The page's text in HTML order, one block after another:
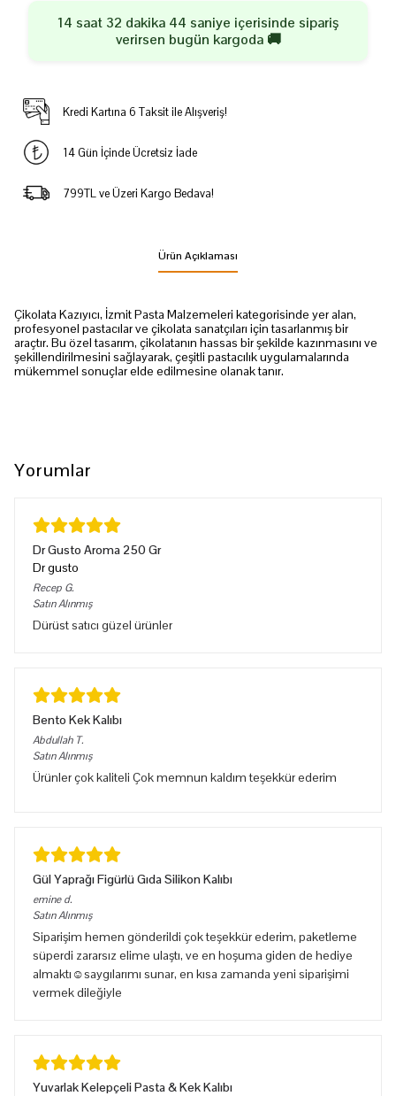
14 saat 32 dakika 44 saniye içerisinde sipariş
verirsen bugün kargoda 🚚
Kredi Kartına 6 Taksit ile Alışveriş!
14 Gün İçinde Ücretsiz İade
799TL ve Üzeri Kargo Bedava!
Ürün Açıklaması
Çikolata Kazıyıcı, İzmit Pasta Malzemeleri kategorisinde yer alan,
profesyonel pastacılar ve çikolata sanatçıları için tasarlanmış bir
araçtır. Bu özel tasarım, çikolatanın hassas bir şekilde kazınmasını ve
şekillendirilmesini sağlayarak, çeşitli pastacılık uygulamalarında
mükemmel sonuçlar elde edilmesine olanak tanır.
Yorumlar
Dr Gusto Aroma 250 Gr
Dr gusto
Recep G.
Satın Alınmış
Dürüst satıcı güzel ürünler
Bento Kek Kalıbı
Abdullah T.
Satın Alınmış
Ürünler çok kaliteli Çok memnun kaldım teşekkür ederim
Gül Yaprağı Figürlü Gıda Silikon Kalıbı
emine d.
Satın Alınmış
Siparişim hemen gönderildi çok teşekkür ederim, paketleme
süperdi zararsız elime ulaştı, ve en hoşuma giden de hediye
almaktı☺️saygılarımı sunar, en kısa zamanda yeni siparişimi
vermek dileğiyle
Yuvarlak Kelepçeli Pasta & Kek Kalıbı